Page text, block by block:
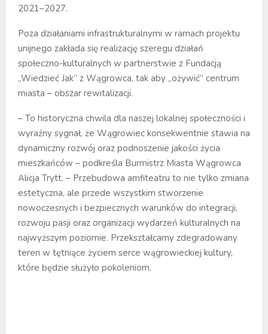
2021–2027.
Poza działaniami infrastrukturalnymi w ramach projektu
unijnego zakłada się realizację szeregu działań
społeczno-kulturalnych w partnerstwie z Fundacją
„Wiedzieć Jak” z Wągrowca, tak aby „ożywić” centrum
miasta – obszar rewitalizacji.
– To historyczna chwila dla naszej lokalnej społeczności i
wyraźny sygnał, że Wągrowiec konsekwentnie stawia na
dynamiczny rozwój oraz podnoszenie jakości życia
mieszkańców – podkreśla Burmistrz Miasta Wągrowca
Alicja Trytt. – Przebudowa amfiteatru to nie tylko zmiana
estetyczna, ale przede wszystkim stworzenie
nowoczesnych i bezpiecznych warunków do integracji,
rozwoju pasji oraz organizacji wydarzeń kulturalnych na
najwyższym poziomie. Przekształcamy zdegradowany
teren w tętniące życiem serce wągrowieckiej kultury,
które będzie służyło pokoleniom.